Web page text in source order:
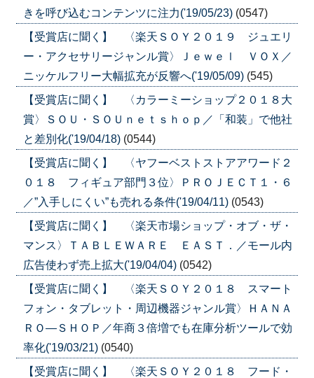
きを呼び込むコンテンツに注力('19/05/23) (0547)
【受賞店に聞く】 〈楽天ＳＯＹ２０１９ ジュエリ
ー・アクセサリージャンル賞〉Ｊｅｗｅｌ ＶＯＸ／
ニッケルフリー大幅拡充が反響へ('19/05/09) (545)
【受賞店に聞く】 〈カラーミーショップ２０１８大
賞〉ＳＯＵ・ＳＯＵｎｅｔｓｈｏｐ／「和装」で他社
と差別化('19/04/18) (0544)
【受賞店に聞く】 〈ヤフーベストストアアワード２
０１８ フィギュア部門３位〉ＰＲＯＪＥＣＴ１・６
／”入手しにくい”も売れる条件('19/04/11) (0543)
【受賞店に聞く】 〈楽天市場ショップ・オブ・ザ・
マンス〉ＴＡＢＬＥＷＡＲＥ ＥＡＳＴ．／モール内
広告使わず売上拡大('19/04/04) (0542)
【受賞店に聞く】 〈楽天ＳＯＹ２０１８ スマート
フォン・タブレット・周辺機器ジャンル賞〉ＨＡＮＡ
ＲＯ―ＳＨＯＰ／年商３倍増でも在庫分析ツールで効
率化('19/03/21) (0540)
【受賞店に聞く】 〈楽天ＳＯＹ２０１８ フード・